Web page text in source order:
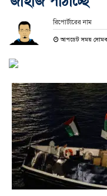
রিপোর্টারের নাম
আপডেট সময়